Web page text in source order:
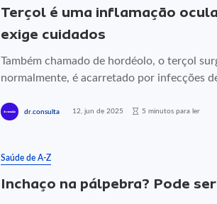
Terçol é uma inflamação
exige cuidados
Também chamado de hordéolo, o terçol
normalmente, é acarretado por infecções
dr.consulta 12, jun de 2025 5 minutos para ler
Saúde de A-Z
Inchaço na pálpebra? Pode